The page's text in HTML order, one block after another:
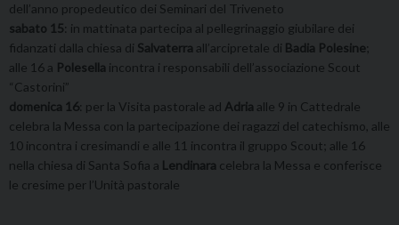
dell’anno propedeutico dei Seminari del Triveneto
sabato 15: in mattinata partecipa al pellegrinaggio giubilare dei
fidanzati dalla chiesa di Salvaterra all’arcipretale di Badia Polesine;
alle 16 a Polesella incontra i responsabili dell’associazione Scout
“Castorini”
domenica 16: per la Visita pastorale ad Adria alle 9 in Cattedrale
celebra la Messa con la partecipazione dei ragazzi del catechismo, alle
10 incontra i cresimandi e alle 11 incontra il gruppo Scout; alle 16
nella chiesa di Santa Sofia a Lendinara celebra la Messa e conferisce
le cresime per l’Unità pastorale